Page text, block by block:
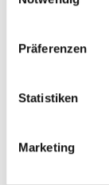
Präferenzen
Statistiken
Marketing